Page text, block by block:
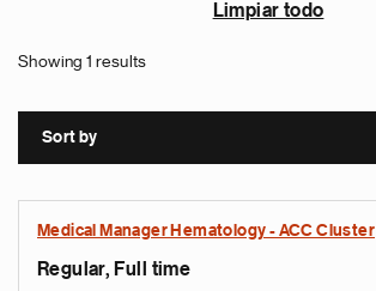
Limpiar todo
Showing 1 results
Sort by
Medical Manager Hematology - ACC Cluster
Regular, Full time